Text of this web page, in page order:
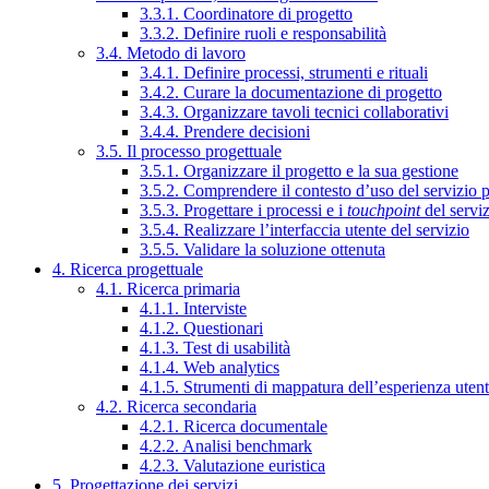
3.3.1. Coordinatore di progetto
3.3.2. Definire ruoli e responsabilità
3.4. Metodo di lavoro
3.4.1. Definire processi, strumenti e rituali
3.4.2. Curare la documentazione di progetto
3.4.3. Organizzare tavoli tecnici collaborativi
3.4.4. Prendere decisioni
3.5. Il processo progettuale
3.5.1. Organizzare il progetto e la sua gestione
3.5.2. Comprendere il contesto d’uso del servizio
3.5.3. Progettare i processi e i touchpointdel
3.5.4. Realizzare l’interfaccia utente del servizio
3.5.5. Validare la soluzione ottenuta
4. Ricerca progettuale
4.1. Ricerca primaria
4.1.1. Interviste
4.1.2. Questionari
4.1.3. Test di usabilità
4.1.4. Web analytics
4.1.5. Strumenti di mappatura dell’esperienza
4.2. Ricerca secondaria
4.2.1. Ricerca documentale
4.2.2. Analisi benchmark
4.2.3. Valutazione euristica
5. Progettazione dei servizi